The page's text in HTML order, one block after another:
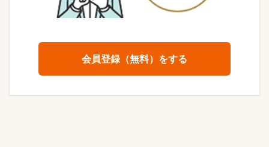
会員登録（無料）をする